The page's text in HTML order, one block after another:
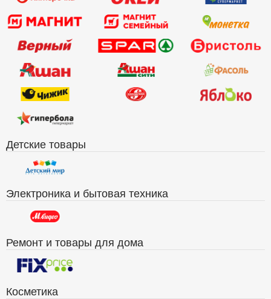
Детские товары
Электроника и бытовая техника
Ремонт и товары для дома
Косметика